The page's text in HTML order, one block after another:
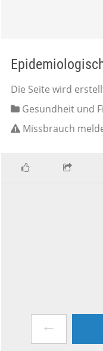
Die Seite wird
Gesundheit und
Missbrauch
←